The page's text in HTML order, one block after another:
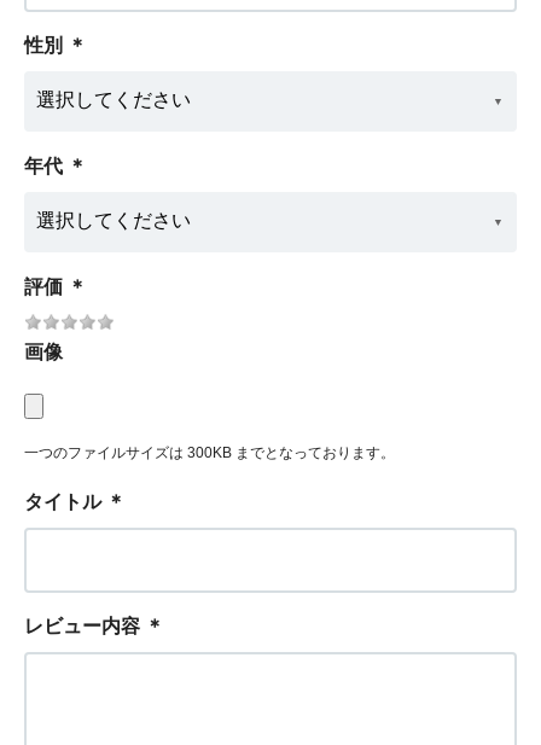
性別 ＊
年代 ＊
評価 ＊
画像
一つのファイルサイズは 300KB までとなっております。
タイトル ＊
レビュー内容 ＊